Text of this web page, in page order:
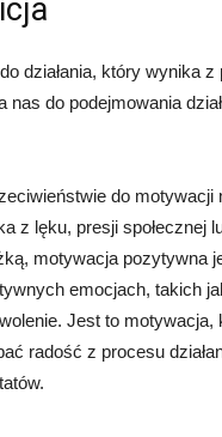
działania, który wynika
do podejmowania
do motywacji
z lęku, presji społecznej
motywacja pozytywna
emocjach, takich
Jest to motywacja,
radość z procesu